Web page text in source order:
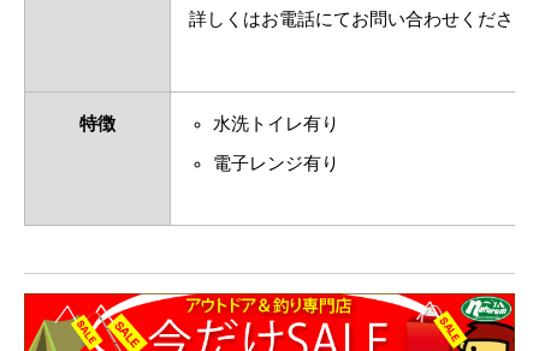
詳しくはお電話にてお問い合わせください
特徴 水洗トイレ有り
電子レンジ有り